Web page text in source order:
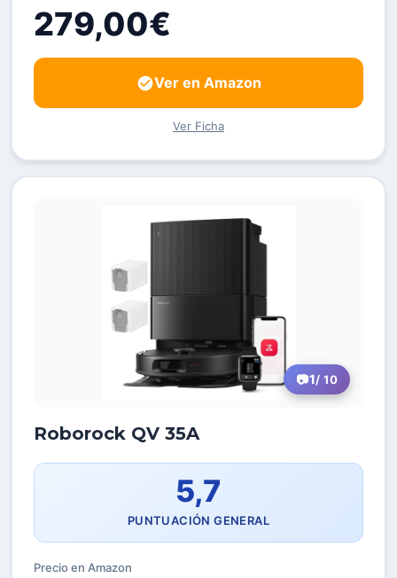
279,00€
Ver en Amazon
Ver Ficha
1/ 10
Roborock QV 35A
5,7
PUNTUACIÓN GENERAL
Precio en Amazon